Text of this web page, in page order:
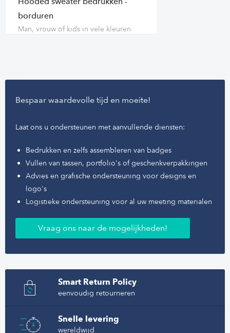
Hooded sweater bedrukken -
borduren
Man, vrouw of kids in vele kleuren
Bespaar waardevolle tijd en moeite!
Laat ons u ondersteunen met aanvullende diensten:
Bedrukken en zelfs assembleren van badges
Vullen van tassen, portfolio's of geschenkverpakkingen
Advies en grafische ondersteuning voor designs en
logo's
Logistieke ondersteuning voor al uw meeting materialen
Vraag ons naar de mogelijkheden!
Smart Return Policy
eenvoudig retourneren
Snelle levering
wereldwijd